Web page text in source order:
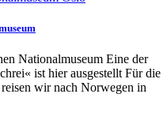
Nationalmuseum Eine der
ist hier ausgestellt Für die
wir nach Norwegen in